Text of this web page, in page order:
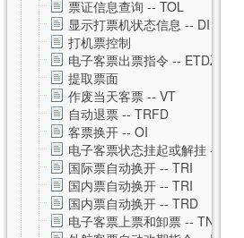
票证信息查询 -- TOL
显示打票机状态信息 -- DI
打机票控制
电子客票出票指令 -- ETDZ
提取票面
作废当天客票 -- VT
自动退票 -- TRFD
客票换开 -- OI
电子客票状态挂起或解挂 -- TSS
国际票自动换开 -- TRI
国内票自动换开 -- TRI
国内票自动换开 -- TRD
电子客票上票和卸票 -- TN